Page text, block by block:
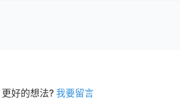
更好的想法? 我要留言